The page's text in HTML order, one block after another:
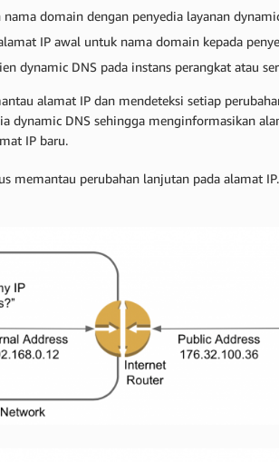
domain dengan penyedia layanan
IP awal untuk nama domain kepada
dynamic DNS pada instans perangkat atau
alamat IP dan mendeteksi setiap
dynamic DNS sehingga menginformasikan
IP baru.
memantau perubahan lanjutan pada alamat